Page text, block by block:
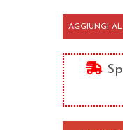
Regista
invisibile
quantità
AGGIUNGI